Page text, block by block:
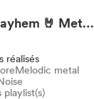
Metal Mayhem 🤘 Metalcore, Deathcore & Progressive Metal
réalisés
Melodic metal